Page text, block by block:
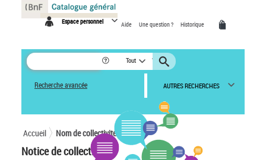
Espace personnel Aide Une question ? Historique
Tout
Recherche avancée AUTRES RECHERCHES
Accueil Nom de collectivité
Notice de collectivité
Panneau de gestion des cookies